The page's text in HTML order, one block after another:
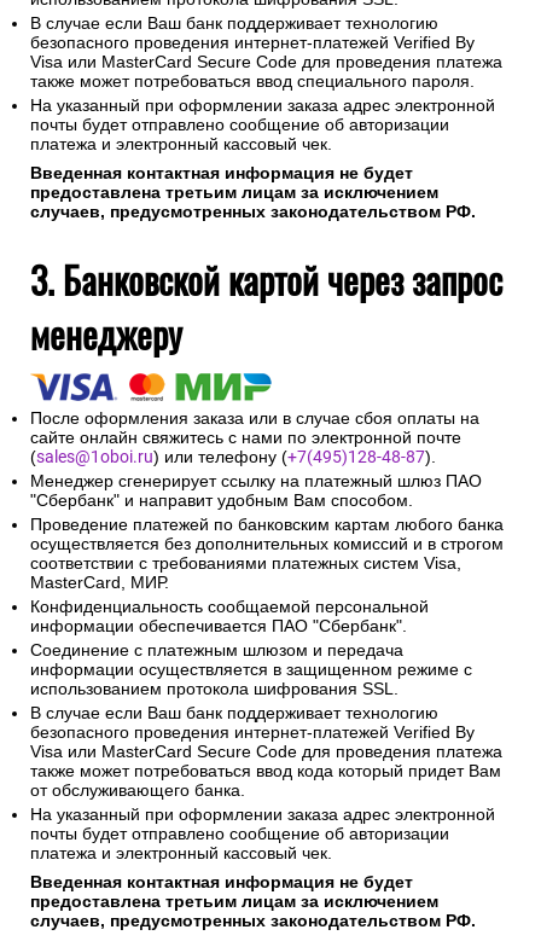
В случае если Ваш банк поддерживает технологию
безопасного проведения интернет-платежей Verified By
Visa или MasterCard Secure Code для проведения платежа
также может потребоваться ввод специального пароля.
На указанный при оформлении заказа адрес электронной
почты будет отправлено сообщение об авторизации
платежа и электронный кассовый чек.
Введенная контактная информация не будет
предоставлена третьим лицам за исключением
случаев, предусмотренных законодательством РФ.
3. Банковской картой через запрос
менеджеру
После оформления заказа или в случае сбоя оплаты на
сайте онлайн свяжитесь с нами по электронной почте
(sales@1oboi.ru) или телефону (+7(495)128-48-87).
Менеджер сгенерирует ссылку на платежный шлюз ПАО
"Сбербанк" и направит удобным Вам способом.
Проведение платежей по банковским картам любого банка
осуществляется без дополнительных комиссий и в строгом
соответствии с требованиями платежных систем Visa,
MasterCard, МИР.
Конфиденциальность сообщаемой персональной
информации обеспечивается ПАО "Сбербанк".
Соединение с платежным шлюзом и передача
информации осуществляется в защищенном режиме с
использованием протокола шифрования SSL.
В случае если Ваш банк поддерживает технологию
безопасного проведения интернет-платежей Verified By
Visa или MasterCard Secure Code для проведения платежа
также может потребоваться ввод кода который придет Вам
от обслуживающего банка.
На указанный при оформлении заказа адрес электронной
почты будет отправлено сообщение об авторизации
платежа и электронный кассовый чек.
Введенная контактная информация не будет
предоставлена третьим лицам за исключением
случаев, предусмотренных законодательством РФ.